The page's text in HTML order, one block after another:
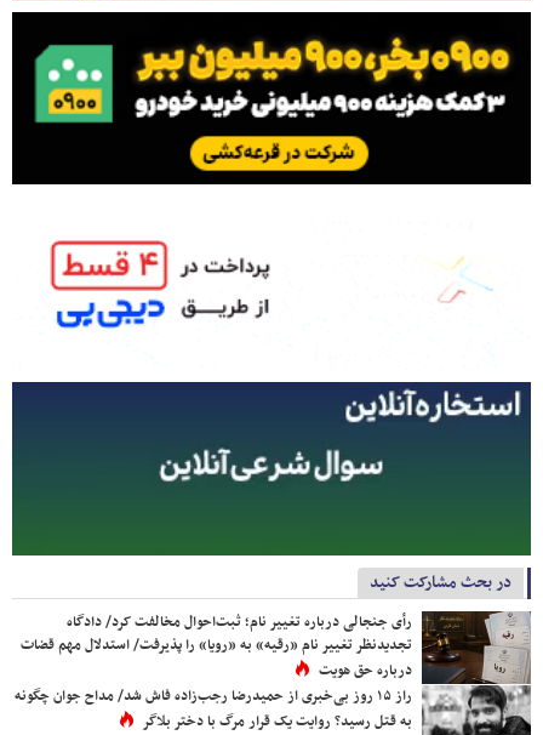
در بحث مشارکت کنید
رأی جنجالی درباره تغییر نام؛ ثبت‌احوال مخالفت کرد/ دادگاه
تجدیدنظر تغییر نام «رقیه» به «رویا» را پذیرفت/ استدلال مهم قضات
درباره حق هویت
راز ۱۵ روز بی‌خبری از حمیدرضا رجب‌زاده فاش شد/ مداح جوان چگونه
به قتل رسید؟ روایت یک قرار مرگ با دختر بلاگر